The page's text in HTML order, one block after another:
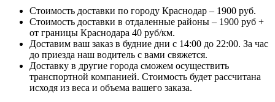
Стоимость доставки по городу Краснодар – 1900 руб.
Стоимость доставки в отдаленные районы – 1900 руб +
от границы Краснодара 40 руб/км.
Доставим ваш заказ в будние дни с 14:00 до 22:00. За час
до приезда наш водитель с вами свяжется.
Доставку в другие города сможем осуществить
транспортной компанией. Стоимость будет рассчитана
исходя из веса и объема вашего заказа.